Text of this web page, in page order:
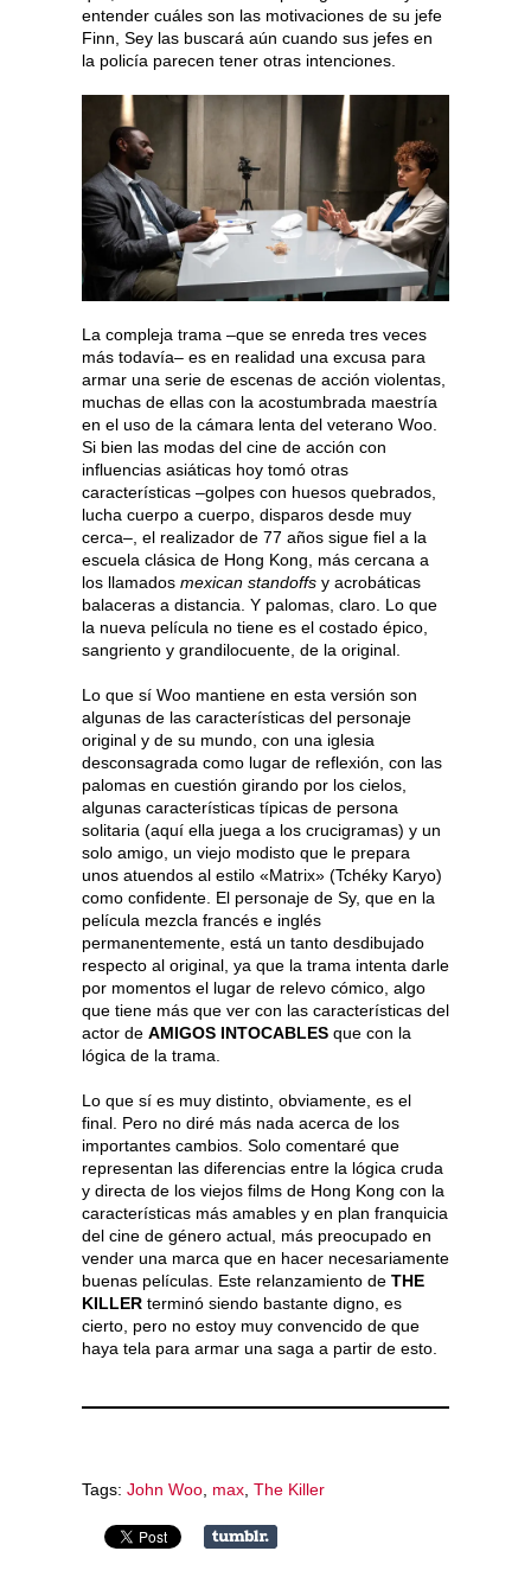
entender cuáles son las motivaciones de su jefe
Finn, Sey las buscará aún cuando sus jefes en
la policía parecen tener otras intenciones.
La compleja trama –que se enreda tres veces
más todavía– es en realidad una excusa para
armar una serie de escenas de acción violentas,
muchas de ellas con la acostumbrada maestría
en el uso de la cámara lenta del veterano Woo.
Si bien las modas del cine de acción con
influencias asiáticas hoy tomó otras
características –golpes con huesos quebrados,
lucha cuerpo a cuerpo, disparos desde muy
cerca–, el realizador de 77 años sigue fiel a la
escuela clásica de Hong Kong, más cercana a
los llamados mexican standoffs y acrobáticas
balaceras a distancia. Y palomas, claro. Lo que
la nueva película no tiene es el costado épico,
sangriento y grandilocuente, de la original.
Lo que sí Woo mantiene en esta versión son
algunas de las características del personaje
original y de su mundo, con una iglesia
desconsagrada como lugar de reflexión, con las
palomas en cuestión girando por los cielos,
algunas características típicas de persona
solitaria (aquí ella juega a los crucigramas) y un
solo amigo, un viejo modisto que le prepara
unos atuendos al estilo «Matrix» (Tchéky Karyo)
como confidente. El personaje de Sy, que en la
película mezcla francés e inglés
permanentemente, está un tanto desdibujado
respecto al original, ya que la trama intenta darle
por momentos el lugar de relevo cómico, algo
que tiene más que ver con las características del
actor de AMIGOS INTOCABLES que con la
lógica de la trama.
Lo que sí es muy distinto, obviamente, es el
final. Pero no diré más nada acerca de los
importantes cambios. Solo comentaré que
representan las diferencias entre la lógica cruda
y directa de los viejos films de Hong Kong con la
características más amables y en plan franquicia
del cine de género actual, más preocupado en
vender una marca que en hacer necesariamente
buenas películas. Este relanzamiento de THE
KILLER terminó siendo bastante digno, es
cierto, pero no estoy muy convencido de que
haya tela para armar una saga a partir de esto.
Tags: John Woo max The Killer